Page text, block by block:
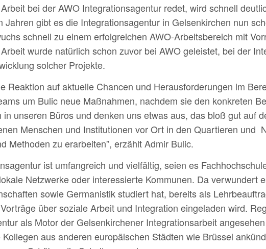
bei der AWO Integrationsagentur redet, wird schnell
Jahren gibt es die Integrationsagentur in Gelsenkirchen nun
schnell zu einem erfolgreichen AWO-Arbeitsbereich mit
wurde natürlich schon zuvor bei AWO geleistet, bei der
solcher Projekte.
Reaktion auf aktuelle Chancen und Herausforderungen im
um Bulic neue Maßnahmen, nachdem sie den konkreten
in unseren Büros und denken uns etwas aus, das bloß gut auf
Menschen und Institutionen vor Ort in den Quartieren und
Methoden zu erarbeiten”, erzählt Admir Bulic.
ist umfangreich und vielfältig, seien es
Netzwerke oder interessierte Kommunen. Da verwundert
sowie Germanistik studiert hat, bereits als
über soziale Arbeit und Integration eingeladen wird.
als Motor der Gelsenkirchener Integrationsarbeit
aus anderen europäischen Städten wie Brüssel